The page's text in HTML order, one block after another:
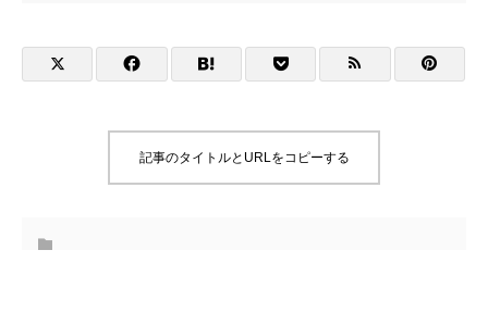
記事のタイトルとURLをコピーする